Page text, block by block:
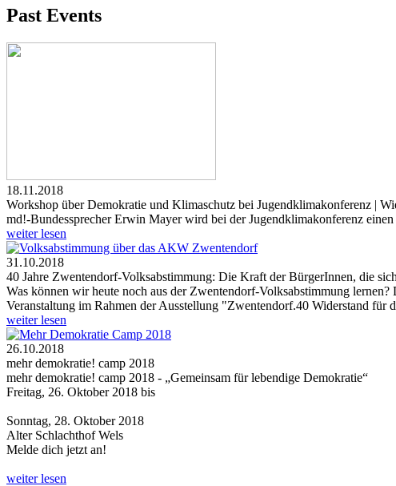
Past Events
18.11.2018
Workshop über Demokratie und Klimaschutz bei Jugendklimakonferenz |
md!-Bundessprecher Erwin Mayer wird bei der Jugendklimakonferenz
weiter lesen
31.10.2018
40 Jahre Zwentendorf-Volksabstimmung: Die Kraft der BürgerInnen, die
Was können wir heute noch aus der Zwentendorf-Volksabstimmung
Veranstaltung im Rahmen der Ausstellung "Zwentendorf.40 Widerstand für
weiter lesen
26.10.2018
mehr demokratie! camp 2018
mehr demokratie! camp 2018 - „Gemeinsam für lebendige Demokratie“
Freitag, 26. Oktober 2018 bis
Sonntag, 28. Oktober 2018
Alter Schlachthof Wels
Melde dich jetzt an!
weiter lesen